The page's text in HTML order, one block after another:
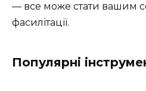
— все може стати вашим
фасилітації.
Популярні